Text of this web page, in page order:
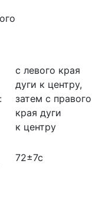
с левого края
дуги к центру,
затем с правого
края дуги
к центру
72±7с